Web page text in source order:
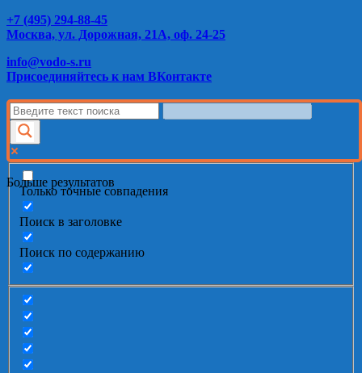
+7 (495) 294-88-45
Москва, ул. Дорожная, 21А, оф. 24-25
info@vodo-s.ru
Присоединяйтесь к нам ВКонтакте
Больше результатов
Только точные совпадения
Поиск в заголовке
Поиск по содержанию